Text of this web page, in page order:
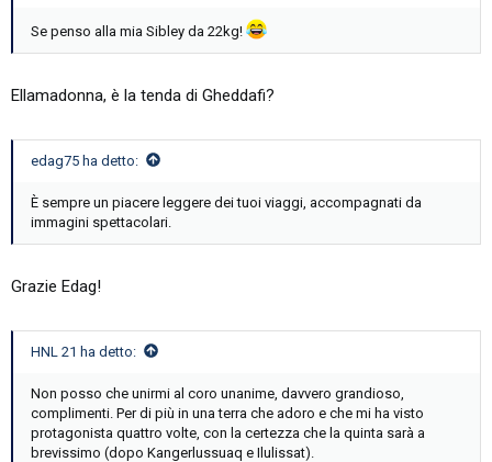
Se penso alla mia Sibley da 22kg!
Ellamadonna, è la tenda di Gheddafi?
edag75 ha detto:
È sempre un piacere leggere dei tuoi viaggi, accompagnati da
immagini spettacolari.
Grazie Edag!
HNL 21 ha detto:
Non posso che unirmi al coro unanime, davvero grandioso,
complimenti. Per di più in una terra che adoro e che mi ha visto
protagonista quattro volte, con la certezza che la quinta sarà a
brevissimo (dopo Kangerlussuaq e Ilulissat).